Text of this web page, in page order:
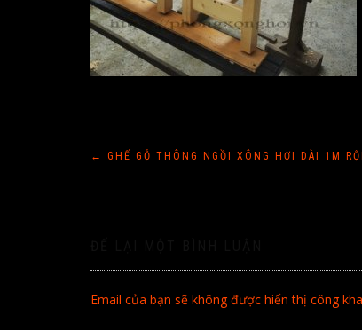
Điều
viết
← GHẾ GỖ THÔNG NGỒI XÔNG HƠI DÀI 1M
Email của bạn sẽ không được hiển thị công